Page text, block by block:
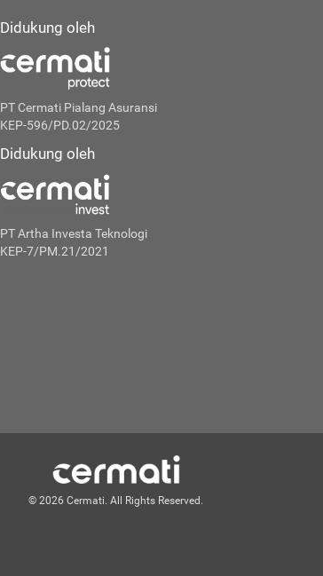
Didukung oleh
PT Cermati Pialang Asuransi
KEP-596/PD.02/2025
Didukung oleh
PT Artha Investa Teknologi
KEP-7/PM.21/2021
© 2026 Cermati. All Rights Reserved.